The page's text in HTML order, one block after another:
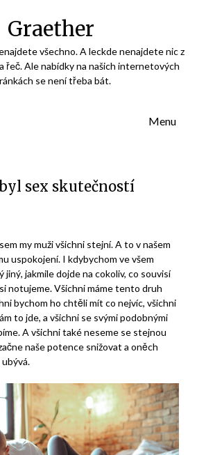
Graether
všechno. A leckde nenajdete nic z
řeč. Ale nabídky na našich internetových
se není třeba bát.
Menu
sex skutečností
my muži všichni stejní. A to v našem
uspokojení. I kdybychom ve všem
jiný, jakmile dojde na cokoliv, co souvisí
notujeme. Všichni máme tento druh
bychom ho chtěli mít co nejvíc, všichni
to jde, a všichni se svými podobnými
A všichni také neseme se stejnou
naše potence snižovat a oněch